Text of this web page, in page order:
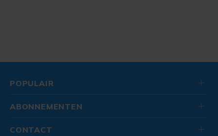
POPULAIR
ABONNEMENTEN
CONTACT